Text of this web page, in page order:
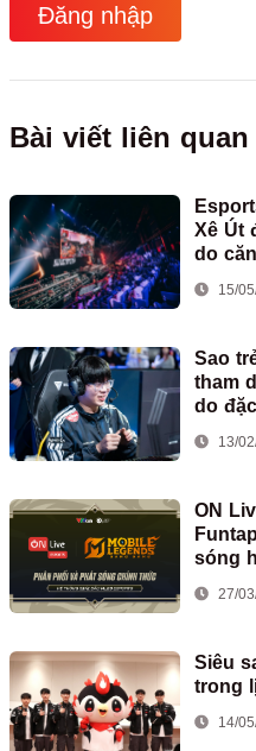
Đăng nhập
Bài viết liên quan
Xê Út
do
15/
Sao
tham
do
13/
ON
sóng
27/
Siêu
trong
14/